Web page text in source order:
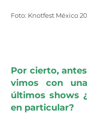
Foto: Knotfest México
Por cierto,
vimos con
últimos shows
en particular?